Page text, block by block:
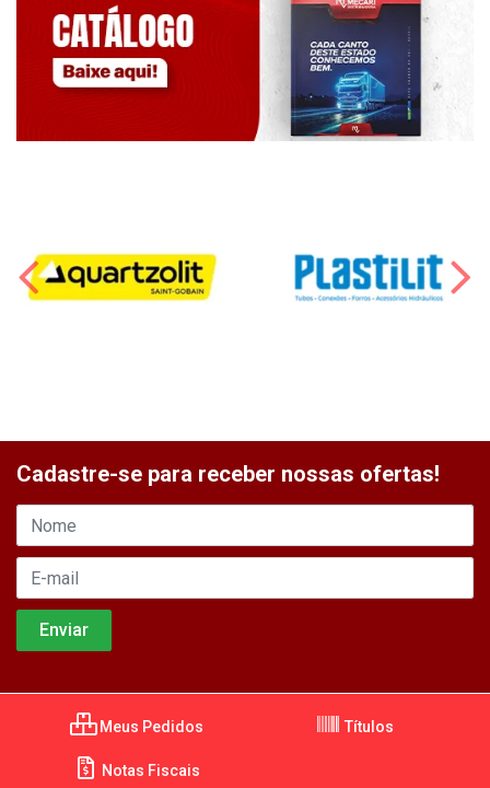
Cadastre-se para receber nossas ofertas!
Meus Pedidos Títulos
Notas Fiscais